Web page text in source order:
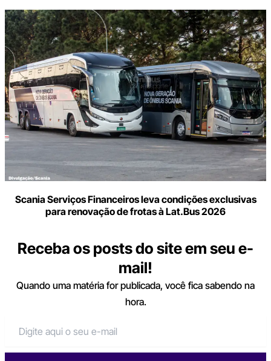
Scania Serviços Financeiros leva condições exclusivas
para renovação de frotas à Lat.Bus 2026
Receba os posts do site em seu e-
mail!
Quando uma matéria for publicada, você fica sabendo na
hora.